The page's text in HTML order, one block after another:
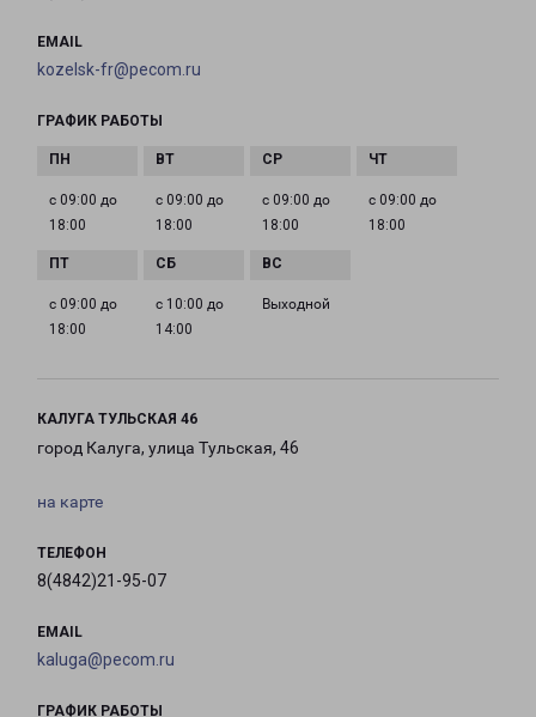
EMAIL
kozelsk-fr@pecom.ru
ГРАФИК РАБОТЫ
с 09:00 до
18:00
с 09:00 до
18:00
с 09:00 до
18:00
с 09:00 до
18:00
с 09:00 до
18:00
с 10:00 до
14:00
Выходной
КАЛУГА ТУЛЬСКАЯ 46
город Калуга, улица Тульская, 46
на карте
ТЕЛЕФОН
8(4842)21-95-07
EMAIL
kaluga@pecom.ru
ГРАФИК РАБОТЫ